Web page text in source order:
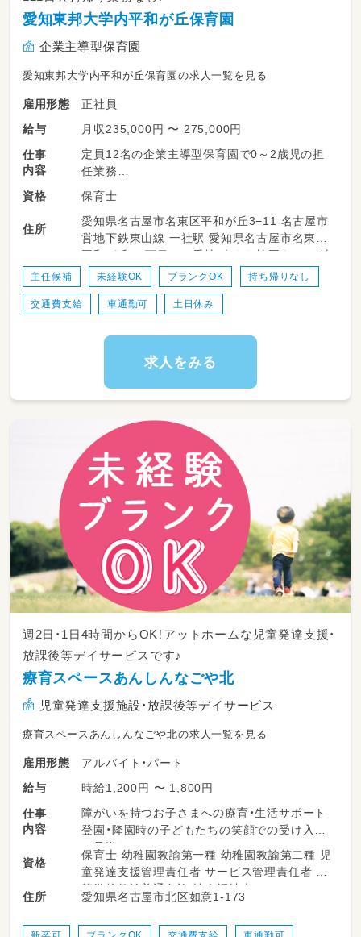
愛知東邦大学内平和が丘保育園
企業主導型保育園
愛知東邦大学内平和が丘保育園の求人一覧を見る
雇用形態
正社員
給与
月収235,000円 〜 275,000円
仕事
内容
定員12名の企業主導型保育園で0～2歳児の担
任業務
・日々の保育計画作成と保育
・保護者さまの対応
・記録等に係る事務作業（全てPCで行います）
＜ 保育の内容 ＞例
・7:30~9:00 自由遊び
・9:00~2歳児まではおやつ後、設定保育（戸外活
・12:00~給食、その後お昼寝
・14:30~起床、その後おやつ（幼児クラスは原則
・16:30~自由遊び（開所時間が長いため、「自由
た中から遊びを選んで行います）
【こんな方が向いています♪】
・人の役に立ちたい、何より子どもが大好きな
・自分から意見を発信でき、それを実行できる方
・年齢やキャリアは問いません！自分で学ぶ意欲
のある人
・大人数制の保育だとひとりひとりに対応しに
くいと感じる
資格 保育士
住所
愛知県名古屋市名東区平和が丘3−11 名古屋市
営地下鉄東山線 一社駅 愛知県名古屋市名東区
平和が丘 ３丁目１１番地 大きな地図をみる 地
下鉄東山線「一社」から徒歩13分
主任候補 未経験OK ブランクOK 持ち帰りなし
交通費支給 車通勤可 土日休み
求人をみる
週2日・1日4時間からOK！アットホームな児童発達支援・
放課後等デイサービスです♪
療育スペースあんしんなごや北
児童発達支援施設・放課後等デイサービス
療育スペースあんしんなごや北の求人一覧を見る
雇用形態
アルバイト・パート
給与
時給1,200円 〜 1,800円
仕事
内容
障がいを持つお子さまへの療育・生活サポート
登園・降園時の子どもたちの笑顔での受け入れ、
お見送り
・一人ひとりの個性に合わせた個別指導や、お友
達との集団遊びの見守り
企画・運営
資格
保育士 幼稚園教諭第一種 幼稚園教諭第二種 児
童発達支援管理責任者 サービス管理責任者 高
等学校教諭普通免許 社会福祉士
住所 愛知県名古屋市北区如意1‐173